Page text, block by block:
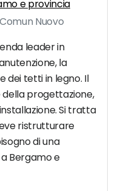
e provincia
Nuovo
leader in
la
dei tetti in legno. Il
progettazione,
Si tratta
ristrutturare
di una
Bergamo e